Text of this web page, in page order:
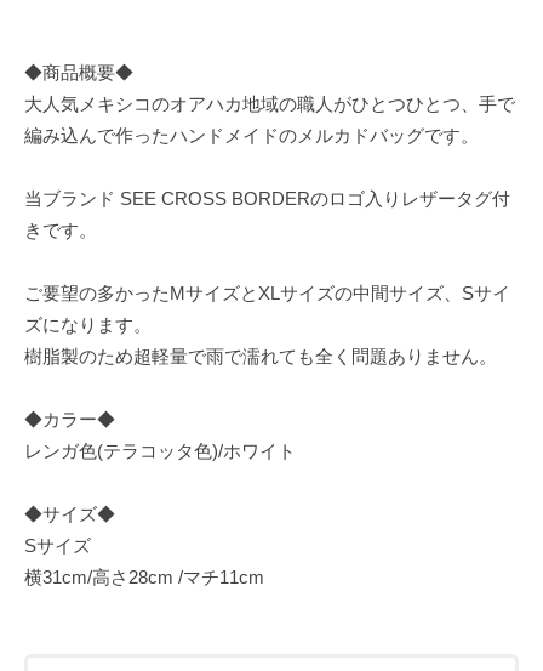
◆商品概要◆
大人気メキシコのオアハカ地域の職人がひとつひとつ、手で
編み込んで作ったハンドメイドのメルカドバッグです。
当ブランド SEE CROSS BORDERのロゴ入りレザータグ付
きです。
ご要望の多かったMサイズとXLサイズの中間サイズ、Sサイ
ズになります。
樹脂製のため超軽量で雨で濡れても全く問題ありません。
◆カラー◆
レンガ色(テラコッタ色)/ホワイト
◆サイズ◆
Sサイズ
横31cm/高さ28cm /マチ11cm